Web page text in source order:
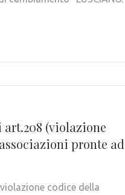
(violazione
pronte ad
codice della